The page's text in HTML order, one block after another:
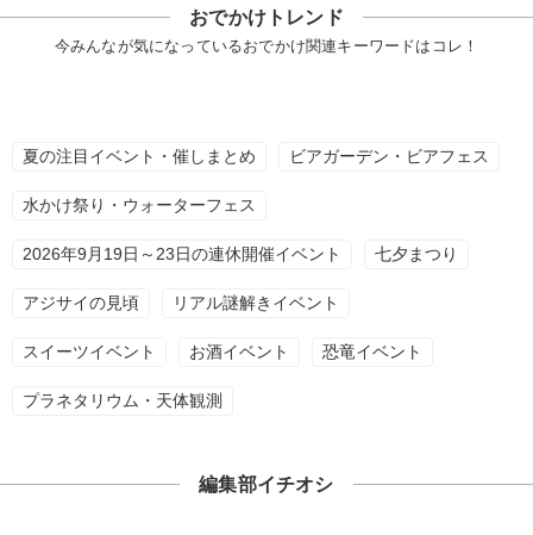
おでかけトレンド
今みんなが気になっているおでかけ関連キーワードはコレ！
夏の注目イベント・催しまとめ ビアガーデン・ビアフェス
水かけ祭り・ウォーターフェス
2026年9月19日～23日の連休開催イベント 七夕まつり
アジサイの見頃 リアル謎解きイベント
スイーツイベント お酒イベント 恐竜イベント
プラネタリウム・天体観測
編集部イチオシ